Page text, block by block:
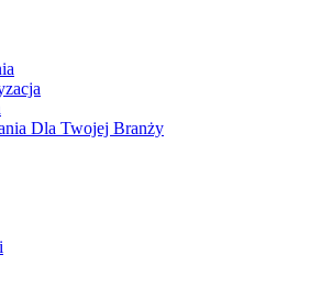
Dla Twojej Branży